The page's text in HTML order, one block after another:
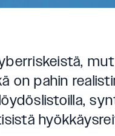
on pahin